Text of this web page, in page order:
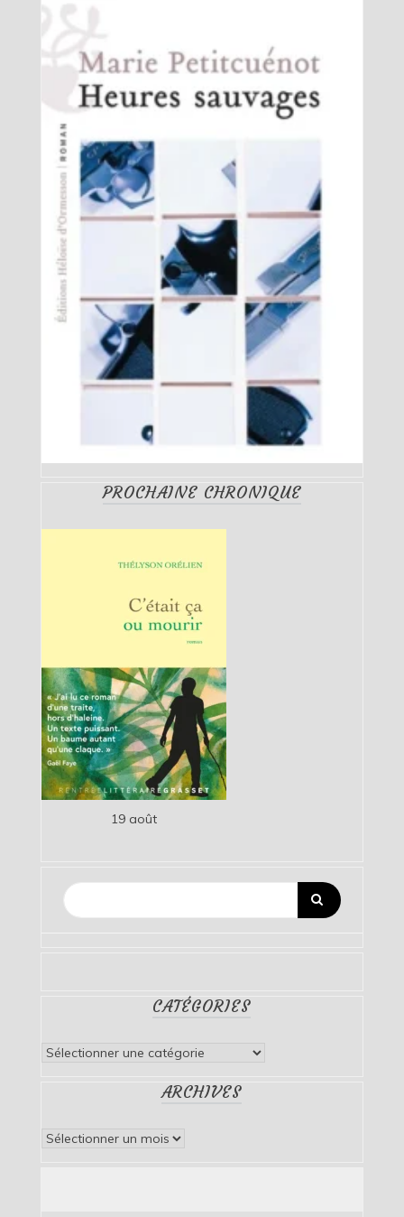
PROCHAINE CHRONIQUE
19 août
CATÉGORIES
Catégories
ARCHIVES
Archives